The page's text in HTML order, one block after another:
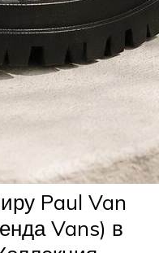
Paul Van
Vans) в